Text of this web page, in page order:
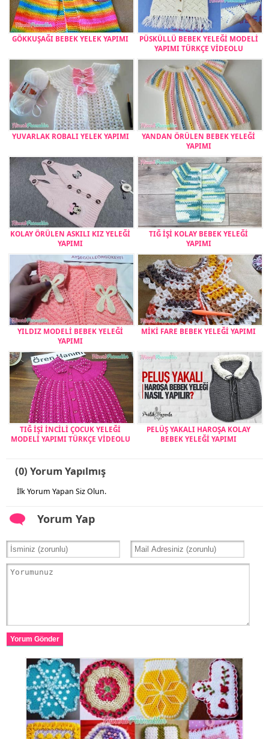
GÖKKUŞAĞI BEBEK YELEK YAPIMI
PÜSKÜLLÜ BEBEK YELEĞİ MODELİ
YAPIMI TÜRKÇE VİDEOLU
YUVARLAK ROBALI YELEK YAPIMI
YANDAN ÖRÜLEN BEBEK YELEĞİ
YAPIMI
KOLAY ÖRÜLEN ASKILI KIZ YELEĞİ
YAPIMI
TIĞ İŞİ KOLAY BEBEK YELEĞİ
YAPIMI
YILDIZ MODELİ BEBEK YELEĞİ
YAPIMI
MİKİ FARE BEBEK YELEĞİ YAPIMI
TIĞ İŞİ İNCİLİ ÇOCUK YELEĞİ
MODELİ YAPIMI TÜRKÇE VİDEOLU
PELÜŞ YAKALI HAROŞA KOLAY
BEBEK YELEĞİ YAPIMI
(0) Yorum Yapılmış
İlk Yorum Yapan Siz Olun.
Yorum Yap
Yorum Gönder